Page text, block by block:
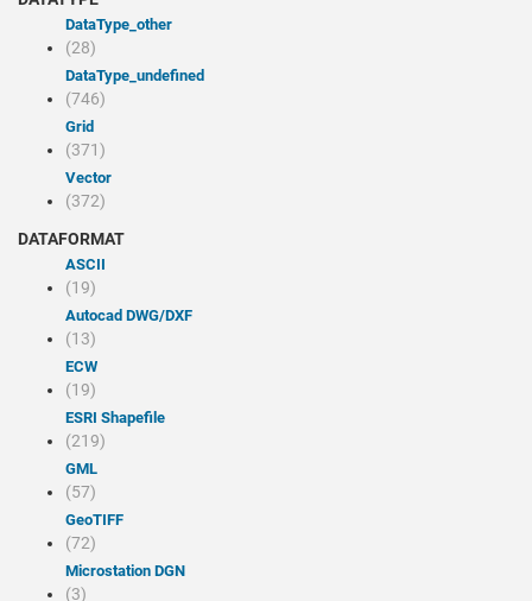
dataType_other
(28)
dataType_undefined
(746)
Grid
(371)
Vector
(372)
DATAFORMAT
ASCII
(19)
Autocad DWG/DXF
(13)
ECW
(19)
ESRI Shapefile
(219)
GML
(57)
GeoTIFF
(72)
Microstation DGN
(3)